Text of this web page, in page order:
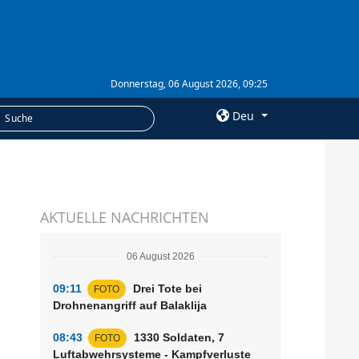
Donnerstag, 06 August 2026, 09:25
Deu
Abonnement
AKTUELLE NACHRICHTEN
06 August 2026
09:11 FOTO
Drei Tote bei
Drohnenangriff auf Balaklija
08:43 FOTO
1330 Soldaten, 7
Luftabwehrsysteme - Kampfverluste